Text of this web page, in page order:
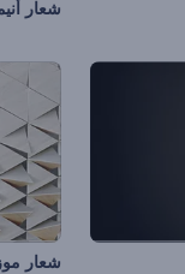
شعار
شعار